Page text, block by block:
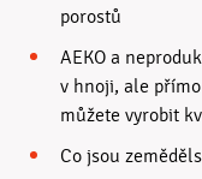
porostů
AEKO a
v hnoji, ale
můžete vyrobit
Co jsou